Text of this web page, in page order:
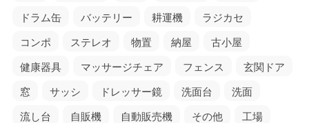
ドラム缶 バッテリー 耕運機 ラジカセ
コンポ ステレオ 物置 納屋 古小屋
健康器具 マッサージチェア フェンス 玄関ドア
窓 サッシ ドレッサー鏡 洗面台 洗面
流し台 自販機 自動販売機 その他 工場